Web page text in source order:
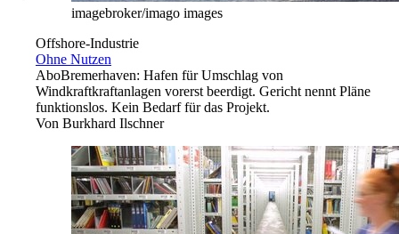
imagebroker/imago images